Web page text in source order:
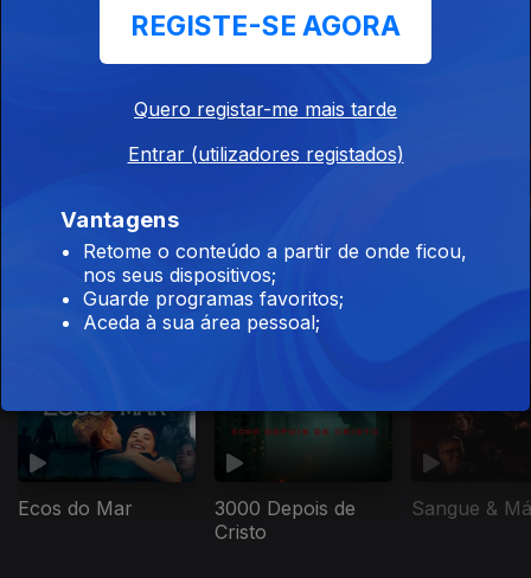
com a cara-metade
It´s a Date! Appaixonados
Ecos do Mar
3000 Depois de
Cristo
Sangue &
REGISTE-SE AGORA
Quero registar-me mais tarde
Entrar (utilizadores registados)
Vantagens
Retome o conteúdo a partir de onde ficou,
nos seus dispositivos;
Guarde programas favoritos;
Aceda à sua área pessoal;